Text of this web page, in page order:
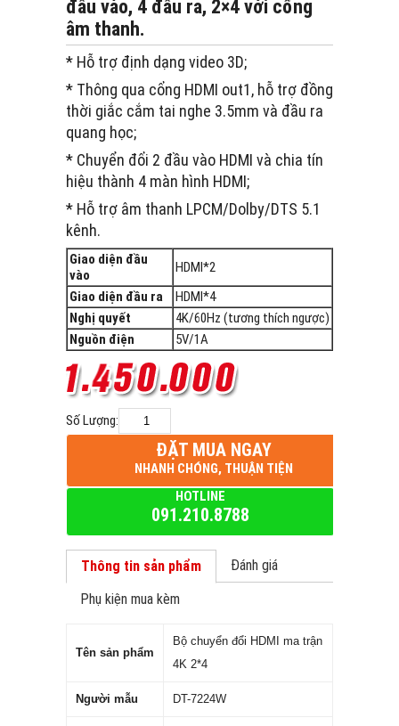
đầu vào, 4 đầu ra, 2×4 với cổng
âm thanh.
* Hỗ trợ định dạng video 3D;
* Thông qua cổng HDMI out1, hỗ trợ đồng
thời giắc cắm tai nghe 3.5mm và đầu ra
quang học;
* Chuyển đổi 2 đầu vào HDMI và chia tín
hiệu thành 4 màn hình HDMI;
* Hỗ trợ âm thanh LPCM/Dolby/DTS 5.1
kênh.
Giao diện đầu
vào
HDMI*2
Giao diện đầu ra
HDMI*4
Nghị quyết
4K/60Hz (tương thích ngược)
Nguồn điện
5V/1A
Số Lượng:
ĐẶT MUA NGAY
NHANH CHÓNG, THUẬN TIỆN
HOTLINE
091.210.8788
Thông tin sản phẩm
Đánh giá
Phụ kiện mua kèm
Tên sản phẩm
Bộ chuyển đổi HDMI ma trận
4K 2*4
Người mẫu DT-7224W